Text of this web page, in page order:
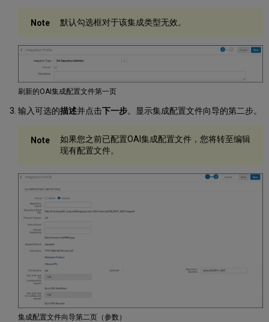
默认勾选框对于该集成类型无效。
刷新的OAI集成配置文件第一页
输入可选的描述并点击下一步。显示集成配置文件向导的第二步。
如果您之前已配置OAI集成配置文件，您将转至编辑
现有配置文件。
集成配置文件向导第二页（参数）